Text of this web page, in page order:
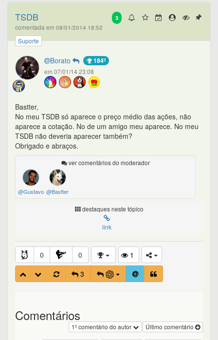
3
TSDB
comentada em 08/01/2014 18:52
Suporte
Borato 184º
em 07/01/14 23:08
Bastter,
No meu TSDB só aparece o preço médio das ações, não
aparece a cotação. No de um amigo meu aparece. No meu
TSDB não deveria aparecer também?
Obrigado e abraços.
ver comentários do moderador
@Gustavo @Bastter
destaques neste tópico
link
0 0
1
3
Comentários
Último comentário
1º comentário do autor